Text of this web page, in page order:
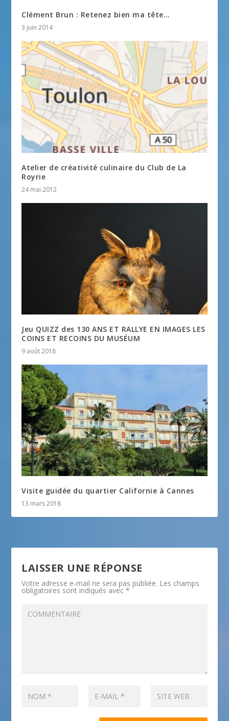
Clément Brun : Retenez bien ma tête…
3 juin 2014
Atelier de créativité culinaire du Club de La
Royrie
24 mai 2012
Jeu QUIZZ des 130 ANS ET RALLYE EN IMAGES LES
COINS ET RECOINS DU MUSÉUM
9 août 2018
Visite guidée du quartier Californie à Cannes
13 mars 2018
LAISSER UNE RÉPONSE
Votre adresse e-mail ne sera pas publiée. Les champs
obligatoires sont indiqués avec*